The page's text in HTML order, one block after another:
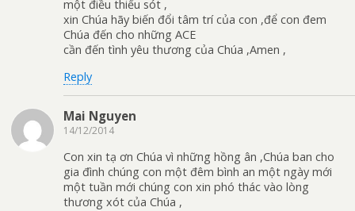
một điều thiếu sót ,
xin Chúa hãy biến đổi tâm trí của con ,để con đem
Chúa đến cho những ACE
cần đến tình yêu thương của Chúa ,Amen ,
Reply
Mai Nguyen
14/12/2014
Con xin tạ ơn Chúa vì những hồng ân ,Chúa ban cho
gia đình chúng con một đêm bình an một ngày mới
một tuần mới chúng con xin phó thác vào lòng
thương xót của Chúa ,